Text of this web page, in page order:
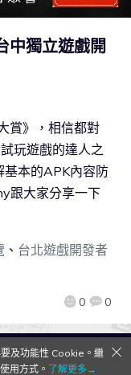
中獨立遊戲開
0 0
賞》，相信都對
玩遊戲的達人之
基本的APK內容防
跟大家分享一下
、 台北遊戲開發者
及功能性 Cookie。繼
用方式。 了解更多→